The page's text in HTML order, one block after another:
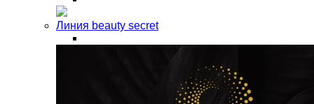
Линия beauty secret